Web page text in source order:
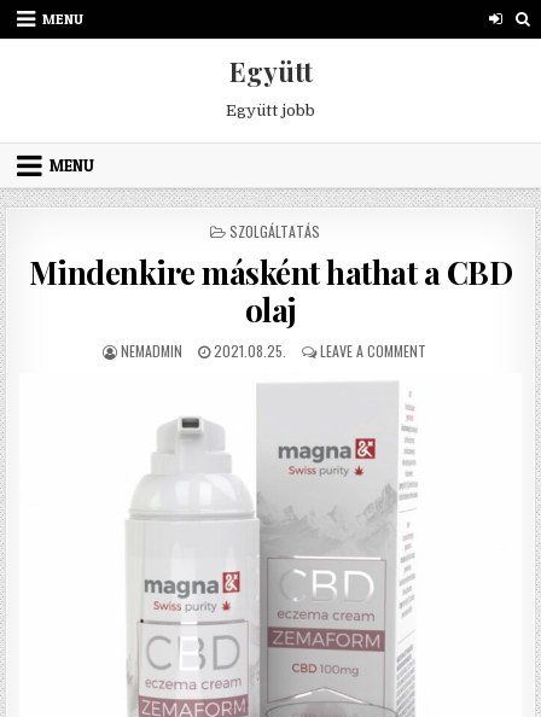
Skip to content
MENU
Együtt
Együtt jobb
MENU
POSTED IN
SZOLGÁLTATÁS
Mindenkire másként hathat a CBD
olaj
AUTHOR:
NEMADMIN PUBLISHED DATE:
2021.08.25. LEAVE A COMMENT ON MINDENKIRE